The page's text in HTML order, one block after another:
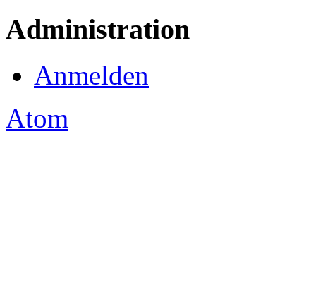
Administration
Anmelden
Atom